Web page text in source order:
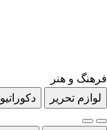
فرهنگ و هنر
لوازم تحریر
دکوراتیو